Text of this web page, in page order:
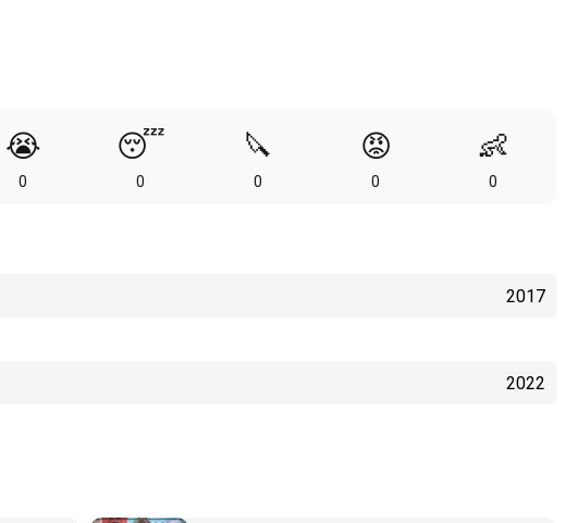
😭
0
😴
0
🔪
0
😡
0
👶
0
2017
2022